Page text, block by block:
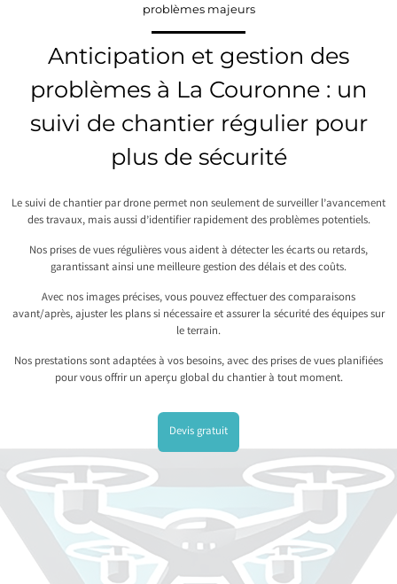
problèmes majeurs
Anticipation et gestion des
problèmes à La Couronne : un
suivi de chantier régulier pour
plus de sécurité
Le suivi de chantier par drone permet non seulement de surveiller l’avancement
des travaux, mais aussi d’identifier rapidement des problèmes potentiels.
Nos prises de vues régulières vous aident à détecter les écarts ou retards,
garantissant ainsi une meilleure gestion des délais et des coûts.
Avec nos images précises, vous pouvez effectuer des comparaisons
avant/après, ajuster les plans si nécessaire et assurer la sécurité des équipes sur
le terrain.
Nos prestations sont adaptées à vos besoins, avec des prises de vues planifiées
pour vous offrir un aperçu global du chantier à tout moment.
Devis gratuit